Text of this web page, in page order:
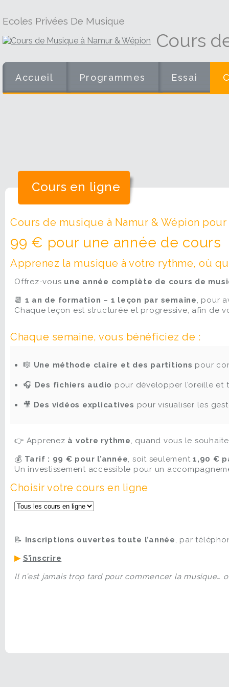
Ecoles Privées De Musique
Cours
Accueil Programmes Essai
Cours en ligne
Cours de musique à Namur & Wépion
99 € pour une année de cours
Apprenez la musique à votre rythme, où
Offrez-vous une année complète de cours de
📆 1 an de formation – 1 leçon par semaine, pour
Chaque leçon est structurée et progressive, afin de
Chaque semaine, vous bénéficiez de :
🎼 Une méthode claire et des partitions pour
🎧 Des fichiers audio pour développer l’oreille et
🎥 Des vidéos explicatives pour visualiser les
👉 Apprenez à votre rythme, quand vous le
💰 Tarif : 99 € pour l’année, soit seulement 1,90 €
Un investissement accessible pour un
Choisir votre cours en ligne
📝 Inscriptions ouvertes toute l’année, par
▶ S’inscrire
Il n’est jamais trop tard pour commencer la musique…